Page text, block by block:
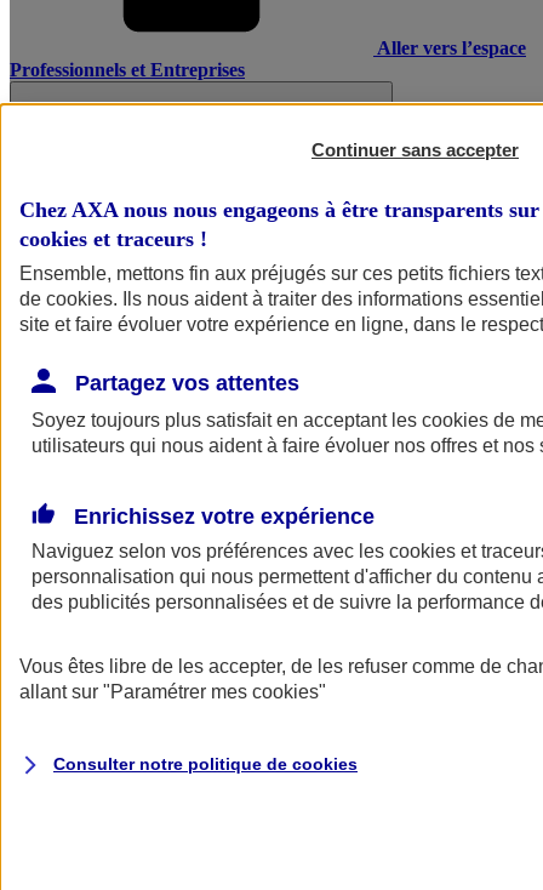
Aller vers l’espace
Professionnels et Entreprises
AXA Assurance
Continuer sans accepter
Chez AXA nous nous engageons à être transparents
cookies et traceurs !
Ensemble, mettons fin aux préjugés sur ces petits fichiers
de cookies. Ils nous aident à traiter des informations
site et faire évoluer votre expérience en ligne, dans le
Partagez vos attentes
Soyez toujours plus satisfait en acceptant les cookies de
utilisateurs qui nous aident à faire évoluer nos offres et nos
Enrichissez votre expérience
Naviguez selon vos préférences avec les cookies et
personnalisation qui nous permettent d'afficher du contenu
des publicités personnalisées et de suivre la performance
Vous êtes libre de les accepter, de les refuser comme de
allant sur "Paramétrer mes cookies"
Consulter notre politique de cookies